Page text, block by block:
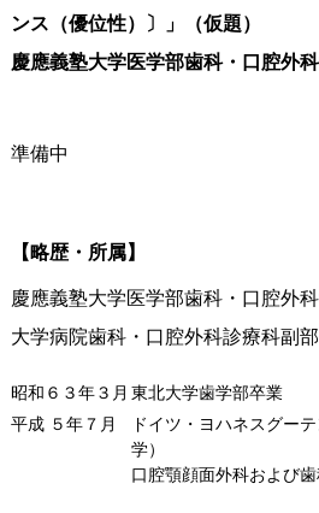
ンス（優位性）〕」（仮題）
慶應義塾大学医学部歯科・口腔外
準備中
【略歴・所属】
慶應義塾大学医学部歯科・口腔外
大学病院歯科・口腔外科診療科副
昭和６３年３月 東北大学歯学部卒業
平成 ５年７月
ドイツ・ヨハネスグー
学）
口腔顎顔面外科および